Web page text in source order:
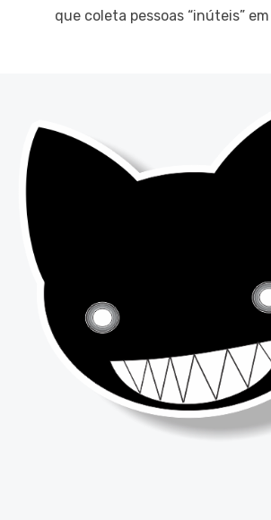
que coleta pessoas “inúteis”